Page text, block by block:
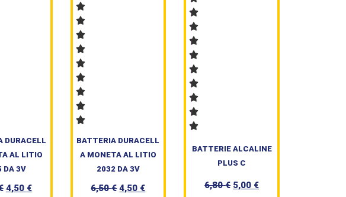
DURACELL
AL LITIO
DA 3V
4,50 €
BATTERIA DURACELL
A MONETA AL LITIO
2032 DA 3V
6,50€ 4,50 €
BATTERIE ALCALINE
PLUS C
6,80€ 5,00 €